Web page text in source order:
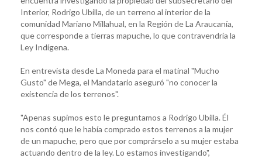
Interior, Rodrigo Ubilla, de un terreno al interior de la
comunidad Mariano Millahual, en la Región de La Araucanía,
que corresponde a tierras mapuche, lo que contravendría la
Ley Indígena.
En entrevista desde La Moneda para el matinal "Mucho
Gusto" de Mega, el Mandatario aseguró "no conocer la
existencia de los terrenos".
"Apenas supimos esto le preguntamos a Rodrigo Ubilla. Él
nos contó que le había comprado estos terrenos a la mujer
de un mapuche, pero que por comprárselo a su mujer estaba
actuando dentro de la ley. Lo estamos investigando",